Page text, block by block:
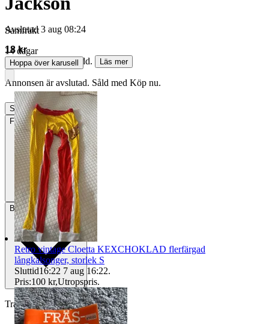
Avslutad 3 aug 08:24
18 kr
21 kr med köparskydd.
Läs mer
Annonsen är avslutad. Såld med Köp nu.
Slutade3 aug 08:24
Frakt22 kr Frimärken
BetalningVia Tradera
Traderas köparskydd
Samfrakt
14 dagar
Hoppa över karusell
Retro vintage Cloetta KEXCHOKLAD flerfärgad
långkalsonger, storlek S
Sluttid16:22 7 aug 16:22.
Pris:100 kr,Utropspris.